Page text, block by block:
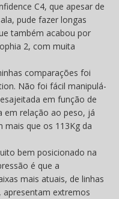
C4, que apesar de
pude fazer longas
também acabou por
2, com muita
comparações foi
Não foi fácil manipulá-
em função de
em relação ao peso, já
mais que os 113Kg da
bem posicionado na
é que a
mais atuais, de linhas
apresentam extremos